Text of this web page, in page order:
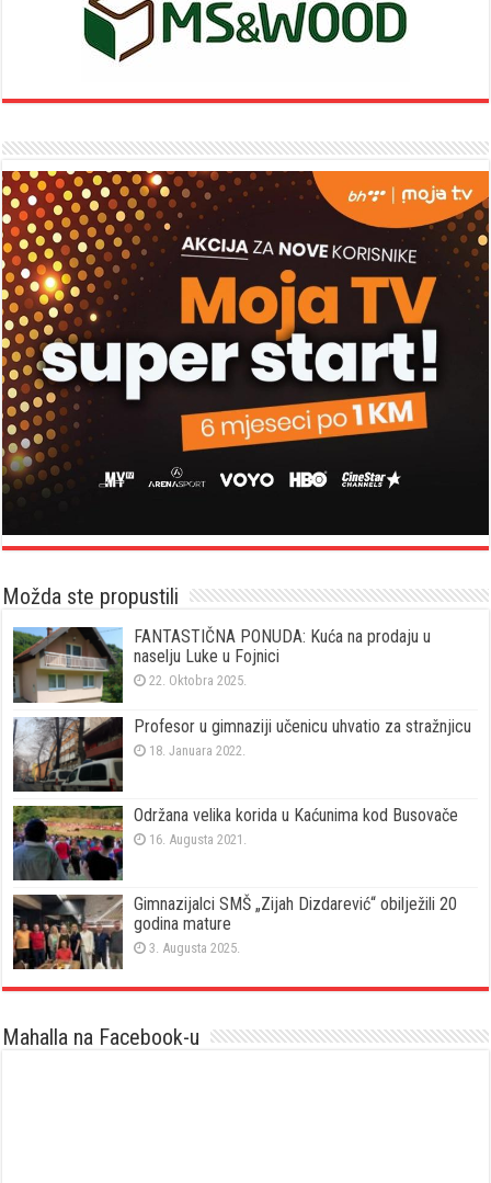
Možda ste propustili
FANTASTIČNA PONUDA: Kuća na prodaju u
naselju Luke u Fojnici
22. Oktobra 2025.
Profesor u gimnaziji učenicu uhvatio za stražnjicu
18. Januara 2022.
Održana velika korida u Kaćunima kod Busovače
16. Augusta 2021.
Gimnazijalci SMŠ „Zijah Dizdarević“ obilježili 20
godina mature
3. Augusta 2025.
Mahalla na Facebook-u